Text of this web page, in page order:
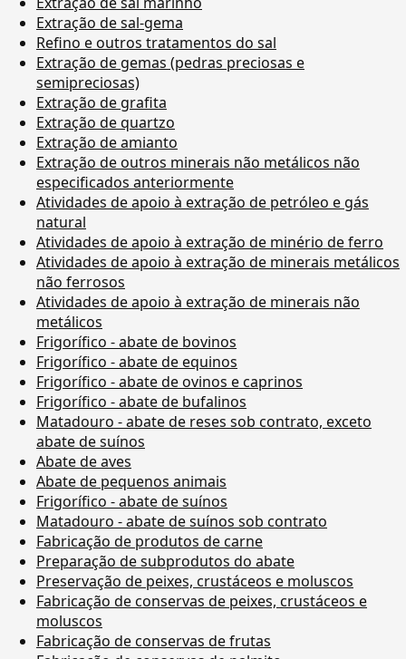
Extração de sal-gema
Refino e outros tratamentos do sal
Extração de gemas (pedras preciosas e
semipreciosas)
Extração de grafita
Extração de quartzo
Extração de amianto
Extração de outros minerais não metálicos não
especificados anteriormente
Atividades de apoio à extração de petróleo e gás
natural
Atividades de apoio à extração de minério de ferro
Atividades de apoio à extração de minerais metálicos
não ferrosos
Atividades de apoio à extração de minerais não
metálicos
Frigorífico - abate de bovinos
Frigorífico - abate de equinos
Frigorífico - abate de ovinos e caprinos
Frigorífico - abate de bufalinos
Matadouro - abate de reses sob contrato, exceto
abate de suínos
Abate de aves
Abate de pequenos animais
Frigorífico - abate de suínos
Matadouro - abate de suínos sob contrato
Fabricação de produtos de carne
Preparação de subprodutos do abate
Preservação de peixes, crustáceos e moluscos
Fabricação de conservas de peixes, crustáceos e
moluscos
Fabricação de conservas de frutas